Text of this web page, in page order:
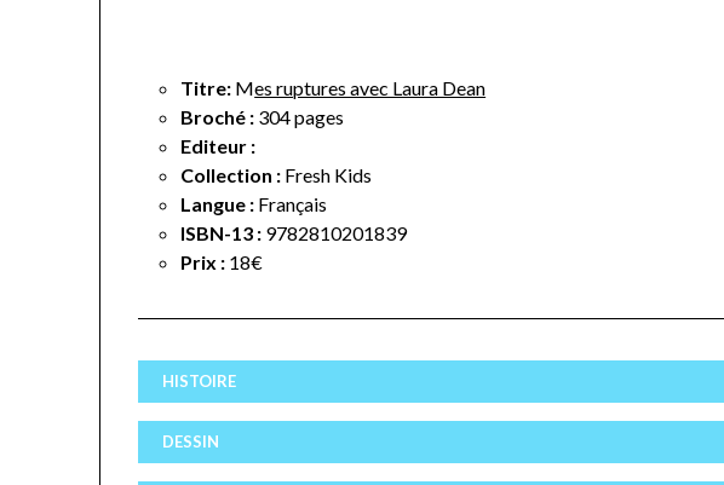
Titre: Mes ruptures avec Laura Dean
Broché : 304 pages
Editeur :
Collection : Fresh Kids
Langue : Français
ISBN-13 : 9782810201839
Prix : 18€
HISTOIRE
DESSIN